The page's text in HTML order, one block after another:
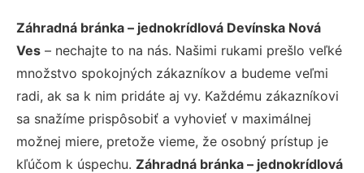
Záhradná bránka – jednokrídlová Devínska Nová
Ves – nechajte to na nás. Našimi rukami prešlo veľké
množstvo spokojných zákazníkov a budeme veľmi
radi, ak sa k nim pridáte aj vy. Každému zákazníkovi
sa snažíme prispôsobiť a vyhovieť v maximálnej
možnej miere, pretože vieme, že osobný prístup je
kľúčom k úspechu. Záhradná bránka – jednokrídlová